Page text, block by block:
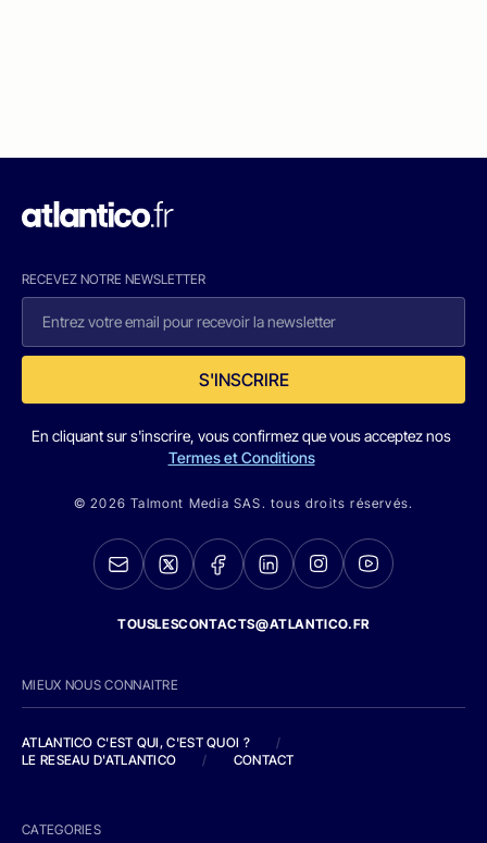
RECEVEZ NOTRE NEWSLETTER
S'INSCRIRE
En cliquant sur s'inscrire, vous confirmez que vous acceptez nos
Termes et Conditions
© 2026 Talmont Media SAS. tous droits réservés.
TOUSLESCONTACTS@ATLANTICO.FR
MIEUX NOUS CONNAITRE
ATLANTICO C'EST QUI, C'EST QUOI ?
/
LE RESEAU D'ATLANTICO
/ CONTACT
CATEGORIES